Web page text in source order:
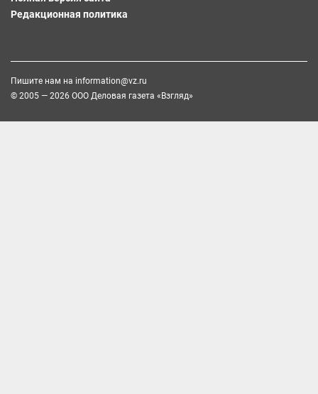
Редакционная политика
Пишите нам на information@vz.ru
© 2005 — 2026 ООО Деловая газета «Взгляд»